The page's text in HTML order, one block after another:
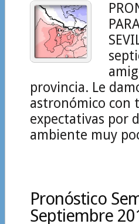
provincia. Le
astronómico con
expectativas por
ambiente muy
Pronóstico
Septiembre